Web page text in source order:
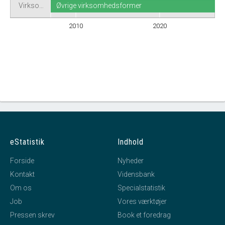
Virkso…
2010 2020
Øvrige virksomhedsformer
eStatistik
Forside
Kontakt
Om os
Job
Pressen skrev
Indhold
Nyheder
Vidensbank
Specialstatistik
Vores værktøjer
Book et foredrag